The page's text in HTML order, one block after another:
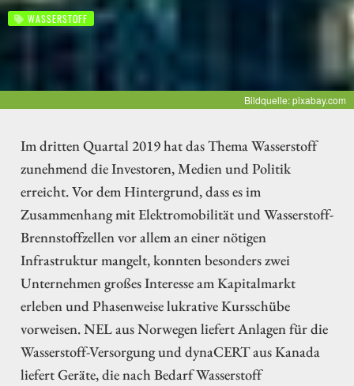
WASSERSTOFF
Bildquelle: pixabay.com
Im dritten Quartal 2019 hat das Thema Wasserstoff
zunehmend die Investoren, Medien und Politik
erreicht. Vor dem Hintergrund, dass es im
Zusammenhang mit Elektromobilität und Wasserstoff-
Brennstoffzellen vor allem an einer nötigen
Infrastruktur mangelt, konnten besonders zwei
Unternehmen großes Interesse am Kapitalmarkt
erleben und Phasenweise lukrative Kursschübe
vorweisen. NEL aus Norwegen liefert Anlagen für die
Wasserstoff-Versorgung und dynaCERT aus Kanada
liefert Geräte, die nach Bedarf Wasserstoff